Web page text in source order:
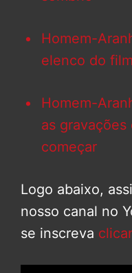
Homem-
elenco do
Homem-
as
começar
Logo abaixo,
nosso canal no
se inscreva